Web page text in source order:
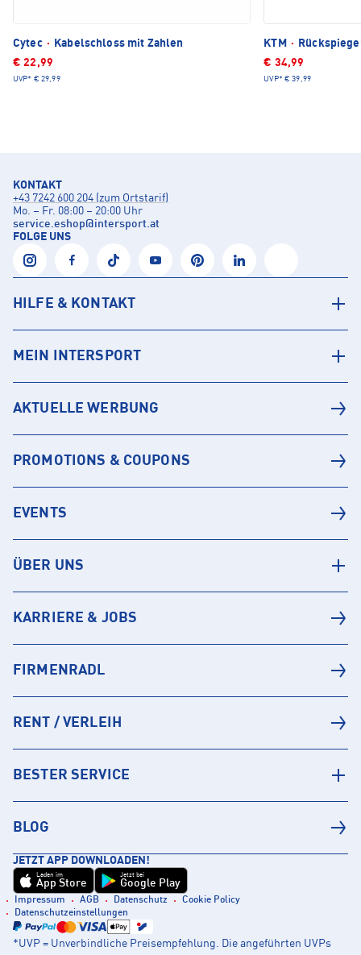
Cytec ·
Kabelschloss mit Zahlen
€ 22,99
UVP* € 29,99
KTM ·
€ 34,99
UVP* € 39,99
KONTAKT
+43 7242 600 204 (zum Ortstarif)
Mo. – Fr. 08:00 – 20:00 Uhr
service.eshop@intersport.at
FOLGE UNS
HILFE & KONTAKT
MEIN INTERSPORT
AKTUELLE WERBUNG
PROMOTIONS & COUPONS
EVENTS
ÜBER UNS
KARRIERE & JOBS
FIRMENRADL
RENT / VERLEIH
BESTER SERVICE
BLOG
JETZT APP DOWNLOADEN!
Laden im
App Store
Jetzt bei
Google Play
Impressum AGB Datenschutz
Cookie Policy
Datenschutzeinstellungen
*UVP = Unverbindliche Preisempfehlung. Die angeführten UVPs